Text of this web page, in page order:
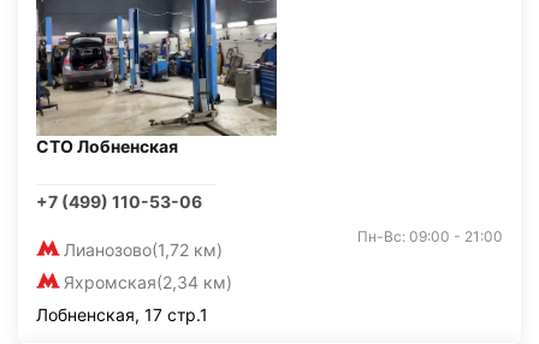
СТО Лобненская
+7 (499) 110-53-06
Лианозово(1,72 км)
Яхромская(2,34 км)
Пн-Вс: 09:00 - 21:00
Лобненская, 17 стр.1